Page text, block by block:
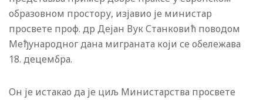
образовном простору, изјавио је министар
просвете проф. др Дејан Вук Станковић поводом
Међународног дана миграната који се обележава
18. децембра.
Он је истакао да је циљ Министарства просвете